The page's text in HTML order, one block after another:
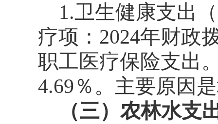
1.卫生健康支出
疗项：2024年财政
职工医疗保险支出
4.69％。主要原因
（三）农林水支